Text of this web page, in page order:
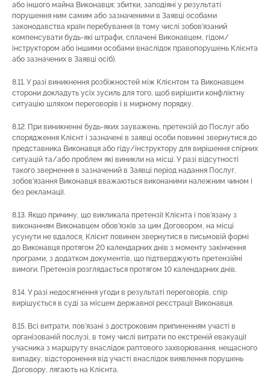
або іншого майна Виконавця; збитки, заподіяні у результаті
порушення ним самим або зазначеними в Заявці особами
законодавства країн перебування (в тому числі зобов’язаний
компенсувати будь-які штрафи, сплачені Виконавцем, гідом/
інструктором або іншими особами внаслідок правопорушень Клієнта
або зазначених в Заявці осіб).
8.11. У разі виникнення розбіжностей між Клієнтом та Виконавцем
сторони докладуть усіх зусиль для того, щоб вирішити конфліктну
ситуацію шляхом переговорів і в мирному порядку.
8.12. При виникненні будь-яких зауважень, претензій до Послуг або
спорядження Клієнт і зазначені в заявці особи повинні звернутися до
представника Виконавця або гіду/інструктору для вирішення спірних
ситуацій та/або проблем які виникли на місці. У разі відсутності
такого звернення в зазначений в Заявці період надання Послуг,
зобов’язання Виконавця вважаються виконаними належним чином і
без рекламації.
8.13. Якщо причину, що викликала претензії Клієнта і пов’язану з
виконанням Виконавцем обов’язків за цим Договором, на місці
усунути не вдалося, Клієнт повинен звернутися в письмовій формі
до Виконавця протягом 20 календарних днів з моменту закінчення
програми, з додатком документів, що підтверджують претензійні
вимоги. Претензія розглядається протягом 10 календарних днів.
8.14. У разі недосягнення угоди в результаті переговорів, спір
вирішується в суді за місцем державної реєстрації Виконавця.
8.15. Всі витрати, пов’язані з достроковим припиненням участі в
організованій послузі, в тому числі витрати по екстреній евакуації
учасника з маршруту внаслідок раптового захворювання, нещасного
випадку, відсторонення від участі внаслідок виявлення порушень
Договору, лягають на Клієнта.